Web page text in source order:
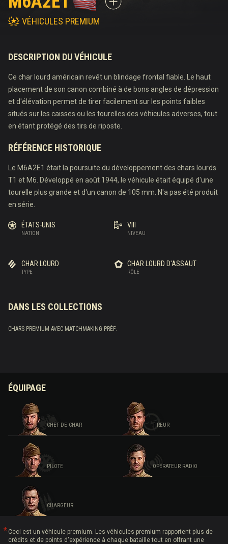
VÉHICULES PREMIUM
DESCRIPTION DU VÉHICULE
Ce char lourd américain revêt un blindage frontal fiable. Le haut
placement de son canon combiné à de bons angles de dépression
et d'élévation permet de tirer facilement sur les points faibles
situés sur les caisses ou les tourelles des véhicules adverses, tout
en étant protégé des tirs de riposte.
RÉFÉRENCE HISTORIQUE
Le M6A2E1 était la poursuite du développement des chars lourds
T1 et M6. Développé en août 1944, le véhicule était équipé d'une
tourelle plus grande et d'un canon de 105 mm. N'a pas été produit
en série.
NATION
ÉTATS-UNIS
NIVEAU
VIII
TYPE
CHAR LOURD
RÔLE
CHAR LOURD D'ASSAUT
DANS LES COLLECTIONS
CHARS PREMIUM AVEC MATCHMAKING PRÉF.
ÉQUIPAGE
CHEF DE CHAR TIREUR
PILOTE OPÉRATEUR RADIO
CHARGEUR
Ceci est un véhicule premium. Les véhicules premium rapportent plus de
crédits et de points d'expérience à chaque bataille tout en offrant une